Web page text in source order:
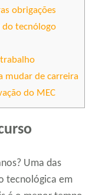
obrigações
do tecnólogo
mudar de carreira
do MEC
Uma das
tecnológica em